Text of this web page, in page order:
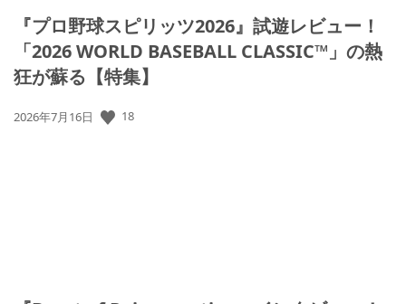
『プロ野球スピリッツ2026』試遊レビュー！
「2026 WORLD BASEBALL CLASSIC™」の熱
狂が蘇る【特集】
公
2026年7月16日 18